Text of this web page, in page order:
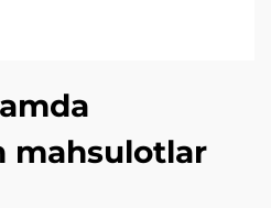
mahsulotlar